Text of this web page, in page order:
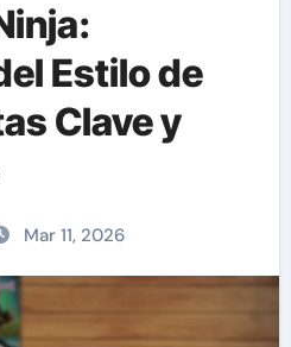
Estilo de
Clave y
Mar 11, 2026